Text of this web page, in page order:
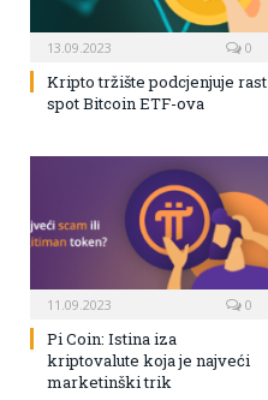
13.09.2023 0
Kripto tržište podcjenjuje rast
spot Bitcoin ETF-ova
11.09.2023 0
Pi Coin: Istina iza
kriptovalute koja je najveći
marketinški trik